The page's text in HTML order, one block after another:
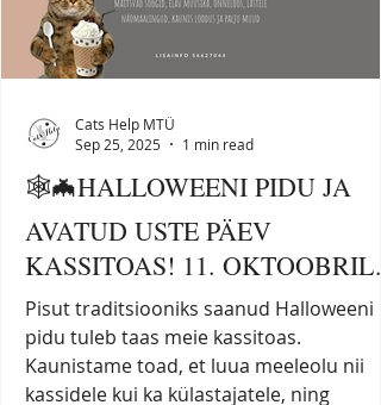
pagarid annavad e
🕸️🦇HALLOWEENI PIDU JA
AVATUD USTE PÄEV
KASSITOAS! 11. OKTOOBRIL
2025 KL 12-17🕸️🦇
Pisut traditsiooniks saanud Halloweeni
pidu tuleb taas meie kassitoas.
Kaunistame toad, et luua meeleolu nii
kassidele kui ka külastajatele, ning
Cats Help MTÜ
Sep 25, 2025
1 min read